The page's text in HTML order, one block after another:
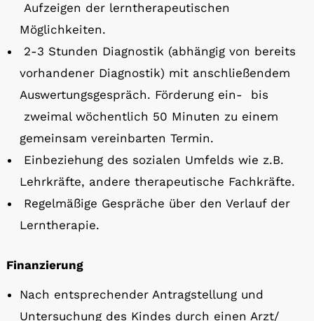
Aufzeigen der lerntherapeutischen
Möglichkeiten.
2-3 Stunden Diagnostik (abhängig von bereits
vorhandener Diagnostik) mit anschließendem
Auswertungsgespräch. Förderung ein- bis
zweimal wöchentlich 50 Minuten zu einem
gemeinsam vereinbarten Termin.
Einbeziehung des sozialen Umfelds wie z.B.
Lehrkräfte, andere therapeutische Fachkräfte.
Regelmäßige Gespräche über den Verlauf der
Lerntherapie.
Finanzierung
Nach entsprechender Antragstellung und
Untersuchung des Kindes durch einen Arzt/